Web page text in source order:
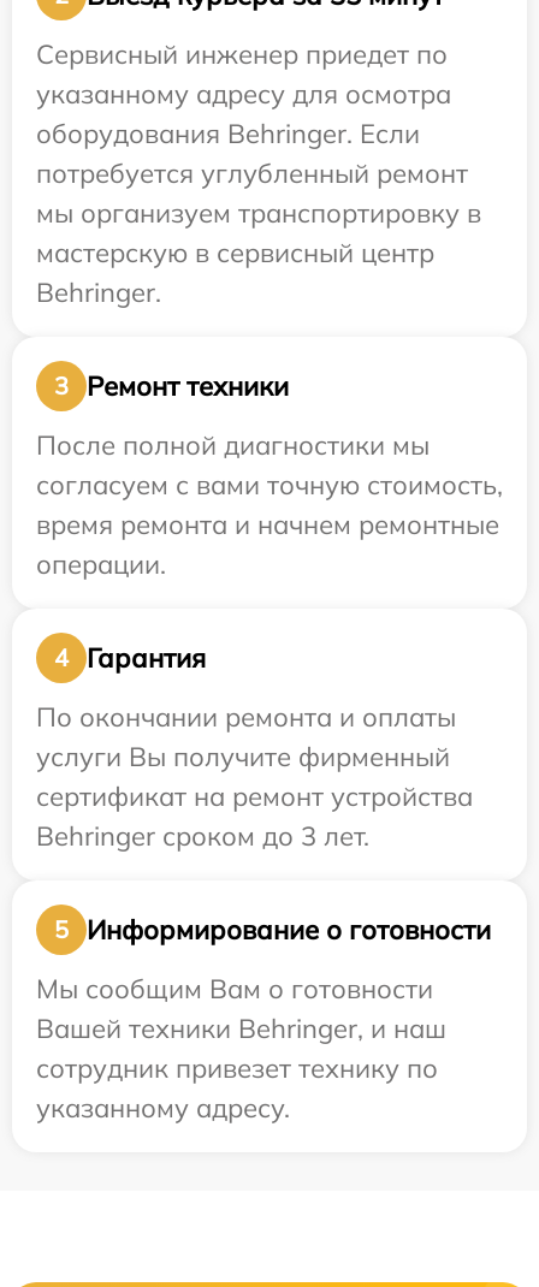
Сервисный инженер приедет по
указанному адресу для осмотра
оборудования Behringer. Если
потребуется углубленный ремонт
мы организуем транспортировку в
мастерскую в сервисный центр
Behringer.
3
Ремонт техники
После полной диагностики мы
согласуем с вами точную стоимость,
время ремонта и начнем ремонтные
операции.
4
Гарантия
По окончании ремонта и оплаты
услуги Вы получите фирменный
сертификат на ремонт устройства
Behringer сроком до 3 лет.
5
Информирование о готовности
Мы сообщим Вам о готовности
Вашей техники Behringer, и наш
сотрудник привезет технику по
указанному адресу.